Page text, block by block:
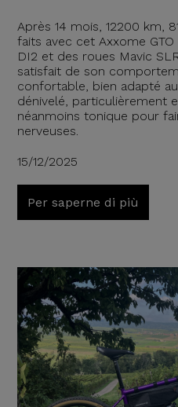
Après 14 mois, 12200 km,
faits avec cet Axxome
DI2 et des roues Mavic
satisfait de son
confortable, bien adapté
dénivelé, particulièrement
néanmoins tonique pour
nerveuses.
15/12/2025
Per saperne di più